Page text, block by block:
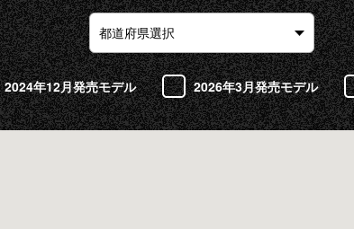
2024年12月発売モデル 2026年3月発売モデル